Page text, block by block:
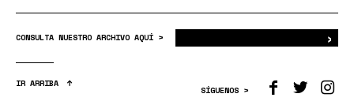
CONSULTA NUESTRO ARCHIVO AQUÍ > ›
IR ARRIBA
SÍGUENOS >